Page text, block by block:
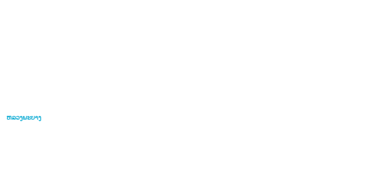
ຫລວງພະບາງ